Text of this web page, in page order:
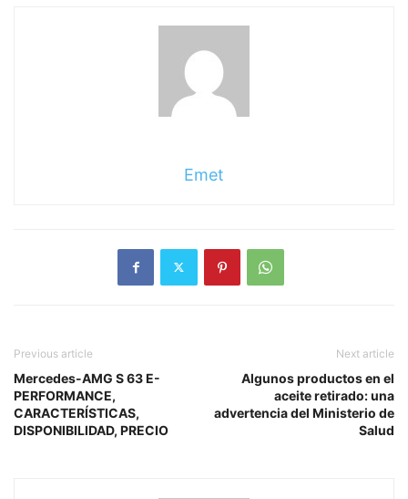
Emet
Previous article
Mercedes-AMG S 63 E-
PERFORMANCE,
CARACTERÍSTICAS,
DISPONIBILIDAD, PRECIO
Next article
Algunos productos en el
aceite retirado: una
advertencia del Ministerio de
Salud